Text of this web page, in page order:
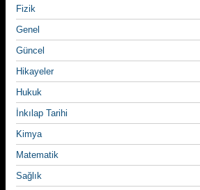
Fizik
Genel
Güncel
Hikayeler
Hukuk
İnkılap Tarihi
Kimya
Matematik
Sağlık